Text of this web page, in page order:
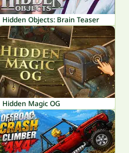
Hidden Objects: Brain Teaser
Hidden Magic OG